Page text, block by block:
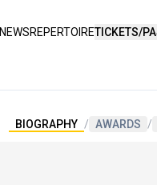
NEWSREPERTOIRETICKETS/
BIOGRAPHY / AWARDS /